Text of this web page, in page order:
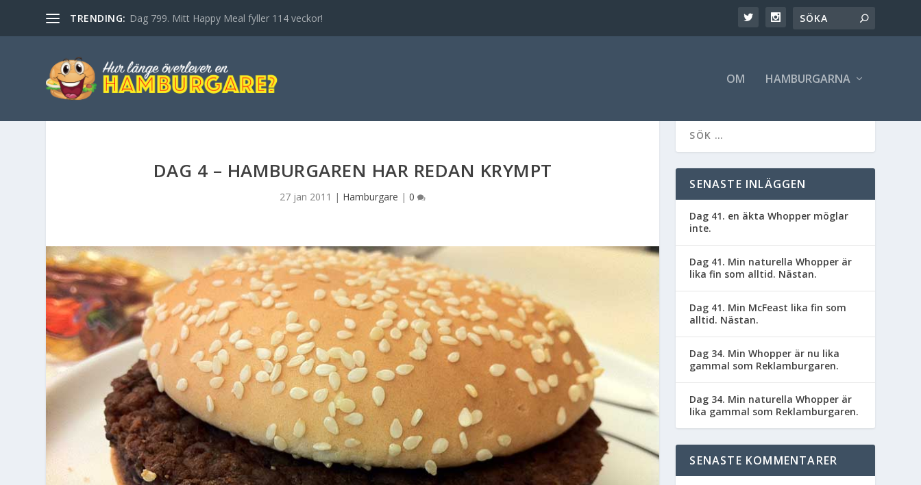
TRENDING: Dag 799. Mitt Happy Meal fyller 114 veckor!
OM HAMBURGARNA
DAG 4 – HAMBURGAREN HAR REDAN KRYMPT
27 jan 2011 | Hamburgare |0
SENASTE INLÄGGEN
Dag 41. en äkta Whopper möglar
inte.
Dag 41. Min naturella Whopper är
lika fin som alltid. Nästan.
Dag 41. Min McFeast lika fin som
alltid. Nästan.
Dag 34. Min Whopper är nu lika
gammal som Reklamburgaren.
Dag 34. Min naturella Whopper är
lika gammal som Reklamburgaren.
SENASTE KOMMENTARER